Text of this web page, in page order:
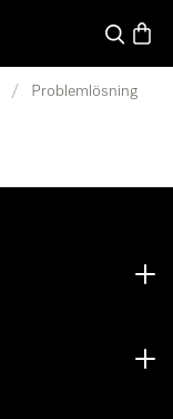
Sök
/ Problemlösning